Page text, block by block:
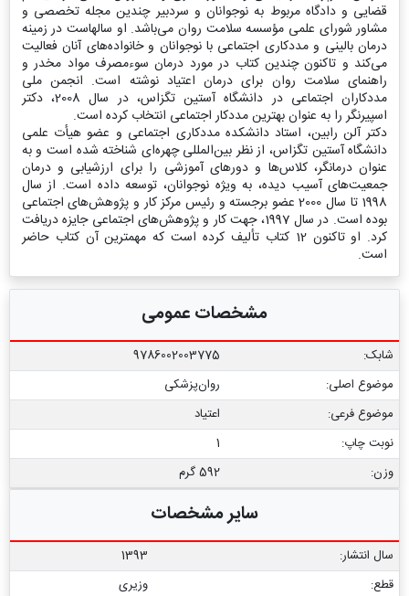
قضایی و دادگاه مربوط به نوجوانان و سردبیر چندین مجله تخصصی و
مشاور شورای علمی مؤسسه سلامت روان می‌باشد. او سالهاست در زمینه
درمان بالینی و مددکاری اجتماعی با نوجوانان و خانواده‌های آنان فعالیت
می‌کند و تاکنون چندین کتاب در مورد درمان سوءمصرف مواد مخدر و
راهنمای سلامت روان برای درمان اعتیاد نوشته‌ است. انجمن ملی
مددکاران اجتماعی در دانشگاه آستین تگزاس، در سال 2008، دکتر
اسپیرنگر را به عنوان بهترین مددکار اجتماعی انتخاب کرده ‌است.
دکتر آلن رابین، استاد دانشکده مددکاری اجتماعی و عضو هیأت علمی
دانشگاه آستین تگزاس، از نظر بین‌المللی چهره‌ای شناخته شده است و به
عنوان درمانگر، کلاس‌ها و دورهای آموزشی را برای ارزشیابی و درمان
جمعیت‌های آسیب دیده، به ویژه نوجوانان، توسعه داده است. از سال
1998 تا سال 2000 عضو برجسته و رئیس مرکز کار و پژوهش‌های اجتماعی
بوده است. در سال 1997، جهت کار و پژوهش‌های اجتماعی جایزه دریافت
کرد. او تاکنون 12 کتاب تألیف کرده است که مهمترین آن کتاب حاضر
است.
مشخصات عمومی
شابک:
9786002003775
موضوع اصلی:
روان‌پزشکی
موضوع فرعی:
اعتیاد
نوبت چاپ:
1
وزن:
592 گرم
سایر مشخصات
سال انتشار:
1393
قطع:
وزیری